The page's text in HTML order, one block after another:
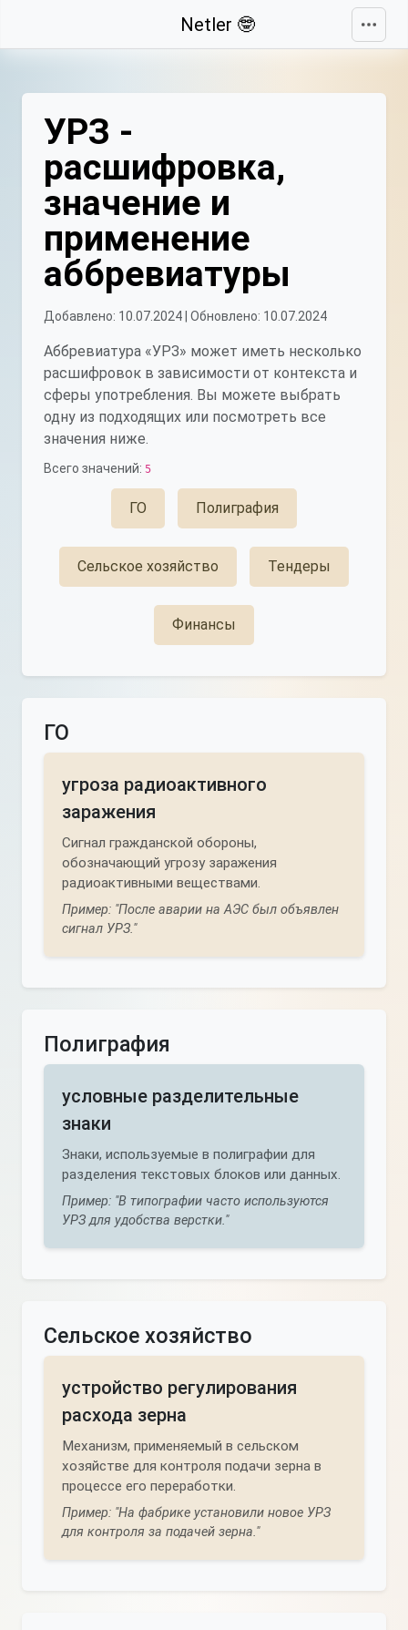
Netler 🤓
УРЗ -
расшифровка,
значение и
применение
аббревиатуры
Добавлено: 10.07.2024 | Обновлено: 10.07.2024
Аббревиатура «УРЗ» может иметь несколько
расшифровок в зависимости от контекста и
сферы употребления. Вы можете выбрать
одну из подходящих или посмотреть все
значения ниже.
Всего значений: 5
ГО Полиграфия
Сельское хозяйство Тендеры
Финансы
ГО
угроза радиоактивного
заражения
Сигнал гражданской обороны,
обозначающий угрозу заражения
радиоактивными веществами.
Пример: "После аварии на АЭС был объявлен
сигнал УРЗ."
Полиграфия
условные разделительные
знаки
Знаки, используемые в полиграфии для
разделения текстовых блоков или данных.
Пример: "В типографии часто используются
УРЗ для удобства верстки."
Сельское хозяйство
устройство регулирования
расхода зерна
Механизм, применяемый в сельском
хозяйстве для контроля подачи зерна в
процессе его переработки.
Пример: "На фабрике установили новое УРЗ
для контроля за подачей зерна."